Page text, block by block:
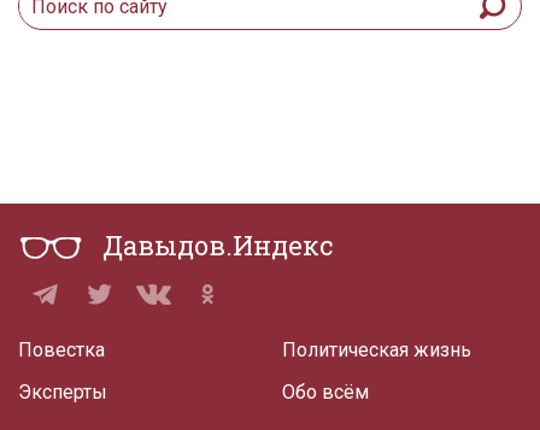
Давыдов.Индекс
Повестка
Эксперты
Политическая жизнь
Обо всём